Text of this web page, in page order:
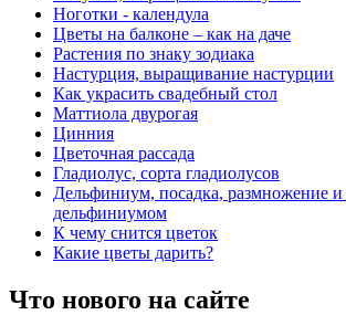
Ноготки - календула
Цветы на балконе – как на даче
Растения по знаку зодиака
Настурция, выращивание настурции
Как украсить свадебный стол
Маттиола двурогая
Цинния
Цветочная рассада
Гладиолус, сорта гладиолусов
Дельфиниум, посадка, размножение и
дельфиниумом
К чему снится цветок
Какие цветы дарить?
Что нового на сайте